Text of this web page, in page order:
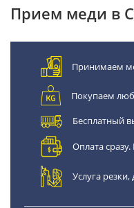
Прием меди в
Принимаем
Покупаем
Бесплатный
Оплата
Услуга